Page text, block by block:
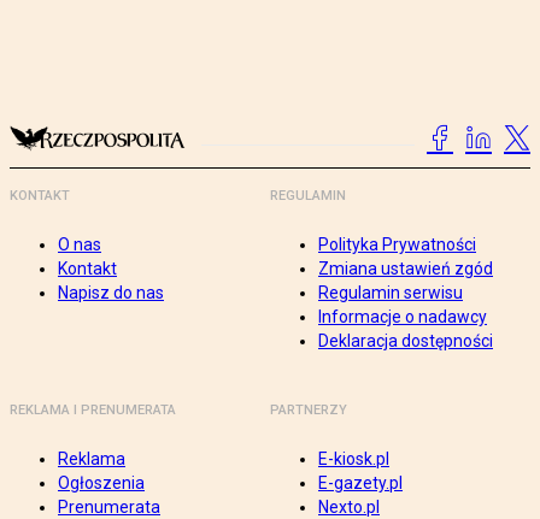
KONTAKT
O nas
Kontakt
Napisz do nas
REGULAMIN
Polityka Prywatności
Zmiana ustawień zgód
Regulamin serwisu
Informacje o nadawcy
Deklaracja dostępności
REKLAMA I PRENUMERATA
Reklama
Ogłoszenia
Prenumerata
PARTNERZY
E-kiosk.pl
E-gazety.pl
Nexto.pl